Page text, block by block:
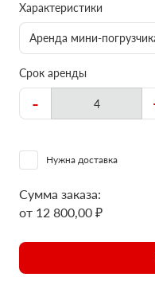
Характеристики
Аренда мини-
Срок аренды
-
Нужна доставка
Сумма заказа:
от 12 800,00 ₽